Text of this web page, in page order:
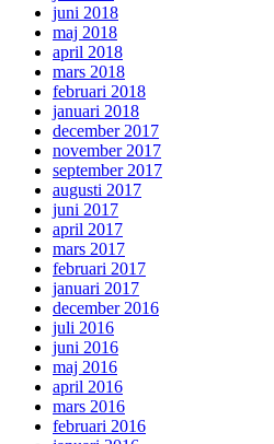
juni 2018
maj 2018
april 2018
mars 2018
februari 2018
januari 2018
december 2017
november 2017
september 2017
augusti 2017
juni 2017
april 2017
mars 2017
februari 2017
januari 2017
december 2016
juli 2016
juni 2016
maj 2016
april 2016
mars 2016
februari 2016